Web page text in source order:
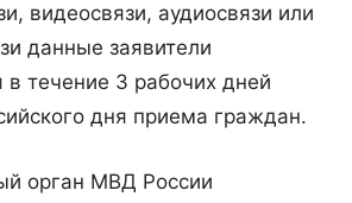
видеосвязи, аудиосвязи или
данные заявители
течение 3 рабочих дней
дня приема граждан.
орган МВД России